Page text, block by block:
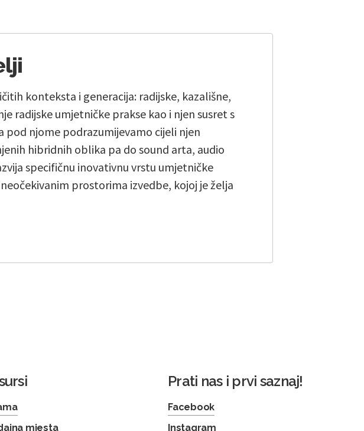
konteksta i generacija: radijske, kazališne,
radijske umjetničke prakse kao i njen susret s
pod njome podrazumijevamo cijeli njen
hibridnih oblika pa do sound arta, audio
specifičnu inovativnu vrstu umjetničke
prostorima izvedbe, kojoj je želja
mjesta
Prati nas i prvi saznaj!
Facebook
Instagram